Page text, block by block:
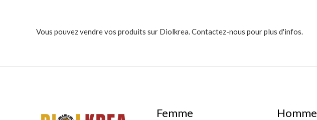
Vous pouvez vendre vos produits sur Diolkrea. Contactez-nous pour plus d'infos.
Femme Homme